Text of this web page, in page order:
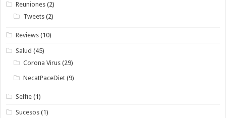
Reuniones (2)
Tweets (2)
Reviews (10)
Salud (45)
Corona Virus (29)
NecatPaceDiet (9)
Selfie (1)
Sucesos (1)